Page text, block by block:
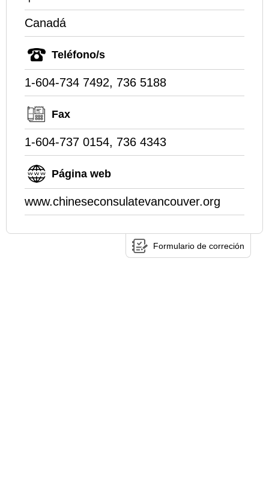
Canadá
Teléfono/s
1-604-734 7492, 736 5188
Fax
1-604-737 0154, 736 4343
Página web
www.chineseconsulatevancouver.org
Formulario de correción